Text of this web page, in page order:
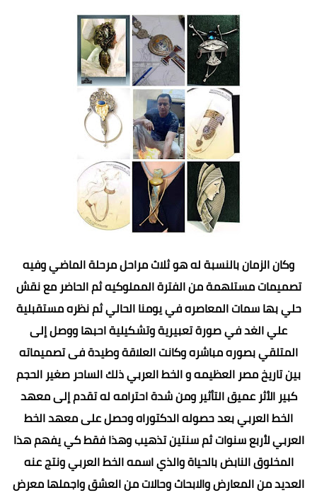
وكان الزمان بالنسبة له هو ثلاث مراحل مرحلة الماضي وفيه
تصميمات مستلهمة من الفترة المملوكيه ثم الحاضر مع نقش
حلي بها سمات المعاصره في يومنا الحالي ثم نظره مستقبلية
علي الغد في صورة تعبيرية وتشكيلية احبها ووصل إلى
المتلقي بصوره مباشره وكانت العلاقة وطيدة فى تصميماته
بين تاريخ مصر العظيمه و الخط العربي ذلك الساحر صغير الحجم
كبير الأثر عميق التأثير ومن شدة احترامه له تقدم إلى معهد
الخط العربي بعد حصوله الدكتوراه وحصل على معهد الخط
العربي لأربع سنوات ثم سنتين تذهيب وهذا فقط كي يفهم هذا
المخلوق النابض بالحياة والذي اسمه الخط العربي ونتج عنه
العديد من المعارض والابحاث وحالات من العشق واجملها معرض